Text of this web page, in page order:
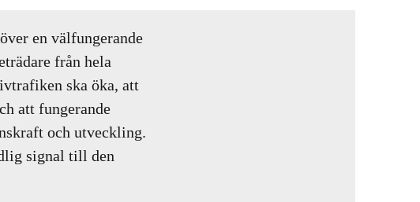
en välfungerande
från hela
ska öka, att
att fungerande
och utveckling.
signal till den